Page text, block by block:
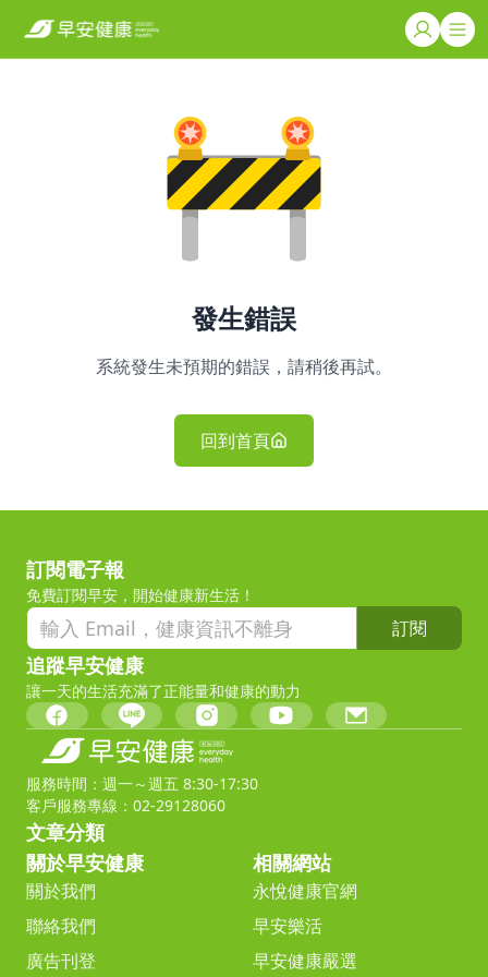
發生錯誤
系統發生未預期的錯誤，請稍後再試。
回到首頁
訂閱電子報
免費訂閱早安，開始健康新生活！
訂閱
追蹤早安健康
讓一天的生活充滿了正能量和健康的動力
服務時間：週一～週五 8:30-17:30
客戶服務專線：02-29128060
文章分類
關於早安健康
關於我們
聯絡我們
廣告刊登
相關網站
永悅健康官網
早安樂活
早安健康嚴選